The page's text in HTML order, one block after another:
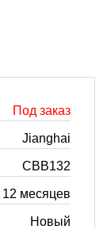
Под заказ
Jianghai
CBB132
12 месяцев
Новый